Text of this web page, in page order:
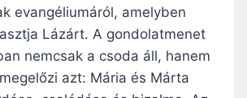
evangéliumáról, amelyben
Lázárt. A gondolatmenet
nemcsak a csoda áll, hanem
azt: Mária és Márta